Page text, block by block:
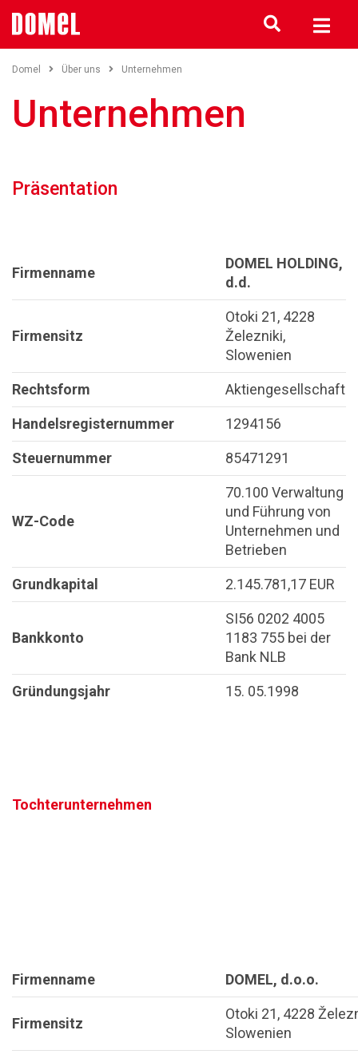
Domel Über uns Unternehmen
Unternehmen
Präsentation
Firmenname
DOMEL HOLDING,
d.d.
Firmensitz
Otoki 21, 4228
Železniki,
Slowenien
Rechtsform Aktiengesellschaft
Handelsregisternummer 1294156
Steuernummer 85471291
WZ-Code
70.100 Verwaltung
und Führung von
Unternehmen und
Betrieben
Grundkapital 2.145.781,17 EUR
Bankkonto
SI56 0202 4005
1183 755 bei der
Bank NLB
Gründungsjahr 15. 05.1998
Tochterunternehmen
Firmenname DOMEL, d.o.o.
Firmensitz
Otoki 21, 4228
Slowenien